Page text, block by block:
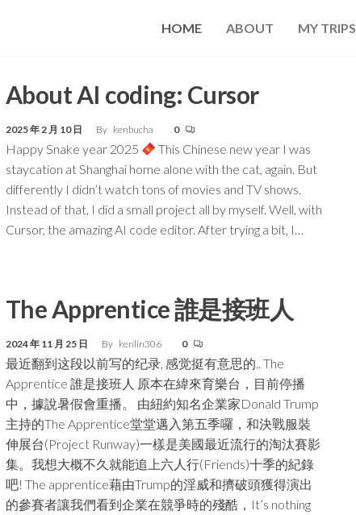
HOME ABOUT MY TRIPS
About AI coding: Cursor
2025 年 2 月 10 日 By kenbucha 0
Happy Snake year 2025
This Chinese new year I was
staycation at Shanghai home alone with the cat, again. But
differently I didn’t watch tons of movies and TV shows.
Instead of that, I did a small project all by myself. Well, with
Cursor, the amazing AI code editor. After trying a bit, I…
The Apprentice 誰是接班人
2024 年 11 月 25 日 By kenlin306 0
最近翻到这段以前写的纪录, 感觉挺有意思的.. The
Apprentice 誰是接班人 原本在緯來育樂台，目前停播
中，據說暑假會重播。 由紐約知名企業家Donald Trump
主持的The Apprentice堂堂邁入第五季囉，和決戰服裝
伸展台(Project Runway)一樣是美國最近流行的淘汰賽影
集。我想大概不久就能追上六人行(Friends)十季的紀錄
吧! The apprentice藉由Trump的淫威和擠破頭獲得演出
的參賽者讓我們看到企業在競爭時的殘酷，It’s nothing